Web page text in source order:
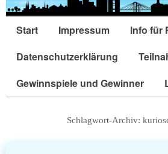
Start Impressum
Info für
Datenschutzerklärung
Gewinnspiele und Gewinner
Schlagwort-Archiv: